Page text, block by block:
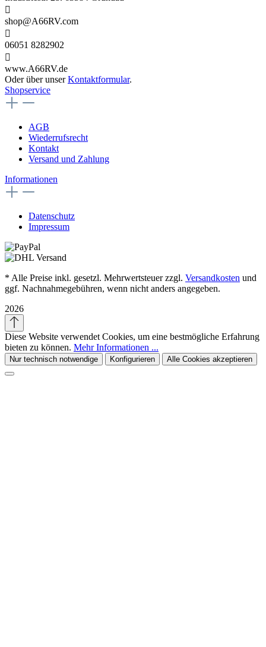
shop@A66RV.com
06051 8282902
www.A66RV.de
Oder über unserKontaktformular.
Shopservice
AGB
Wiederrufsrecht
Kontakt
Versand und Zahlung
Informationen
Datenschutz
Impressum
* Alle Preise inkl. gesetzl. Mehrwertsteuer zzgl. Versandkosten und
ggf. Nachnahmegebühren, wenn nicht anders angegeben.
2026
Diese Website verwendet Cookies, um eine bestmögliche Erfahrung
bieten zu können. Mehr Informationen ...
Nur technisch notwendige Konfigurieren Alle Cookies akzeptieren